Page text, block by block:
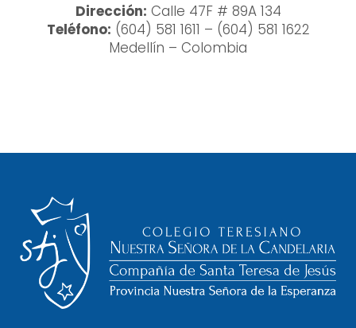
Dirección: Calle 47F # 89A 134
Teléfono: (604) 581 1611 – (604) 581 1622
Medellín – Colombia